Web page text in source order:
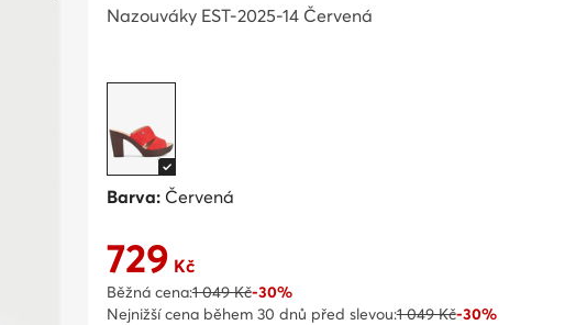
Nazouváky EST-2025-14 Červená
Barva:Červená
Aktuální cena 729 Kč
729 Kč
Běžná cena:1 049 Kč-30%
Nejnižší cena během 30 dnů před slevou:1 049 Kč-30%